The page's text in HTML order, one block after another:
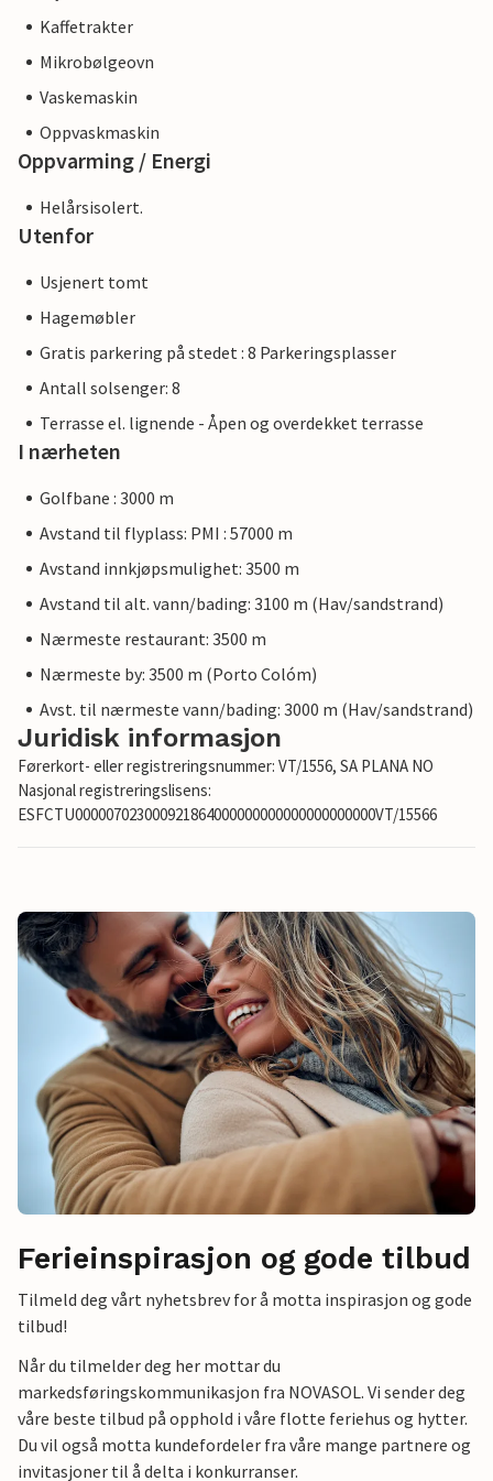
Kaffetrakter
Mikrobølgeovn
Vaskemaskin
Oppvaskmaskin
Oppvarming / Energi
Helårsisolert.
Utenfor
Usjenert tomt
Hagemøbler
Gratis parkering på stedet : 8 Parkeringsplasser
Antall solsenger: 8
Terrasse el. lignende - Åpen og overdekket terrasse
I nærheten
Golfbane : 3000 m
Avstand til flyplass: PMI : 57000 m
Avstand innkjøpsmulighet: 3500 m
Avstand til alt. vann/bading: 3100 m (Hav/sandstrand)
Nærmeste restaurant: 3500 m
Nærmeste by: 3500 m (Porto Colóm)
Avst. til nærmeste vann/bading: 3000 m (Hav/sandstrand)
Juridisk informasjon
Førerkort- eller registreringsnummer: VT/1556, SA PLANA NO
Nasjonal registreringslisens:
ESFCTU000007023000921864000000000000000000000VT/15566
Ferieinspirasjon og gode tilbud
Tilmeld deg vårt nyhetsbrev for å motta inspirasjon og gode
tilbud!
Når du tilmelder deg her mottar du
markedsføringskommunikasjon fra NOVASOL. Vi sender deg
våre beste tilbud på opphold i våre flotte feriehus og hytter.
Du vil også motta kundefordeler fra våre mange partnere og
invitasjoner til å delta i konkurranser.